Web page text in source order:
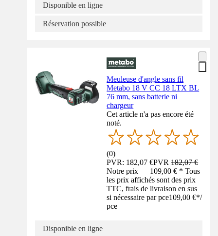
Disponible en ligne
Réservation possible
Meuleuse d'angle sans fil
Metabo 18 V CC 18 LTX BL
76 mm, sans batterie ni
chargeur
Cet article n'a pas encore été
noté.
(0)
PVR: 182,07 €PVR182,07 €
Notre prix — 109,00 € * Tous
les prix affichés sont des prix
TTC, frais de livraison en sus
si nécessaire par pce109,00 €*/
pce
Disponible en ligne